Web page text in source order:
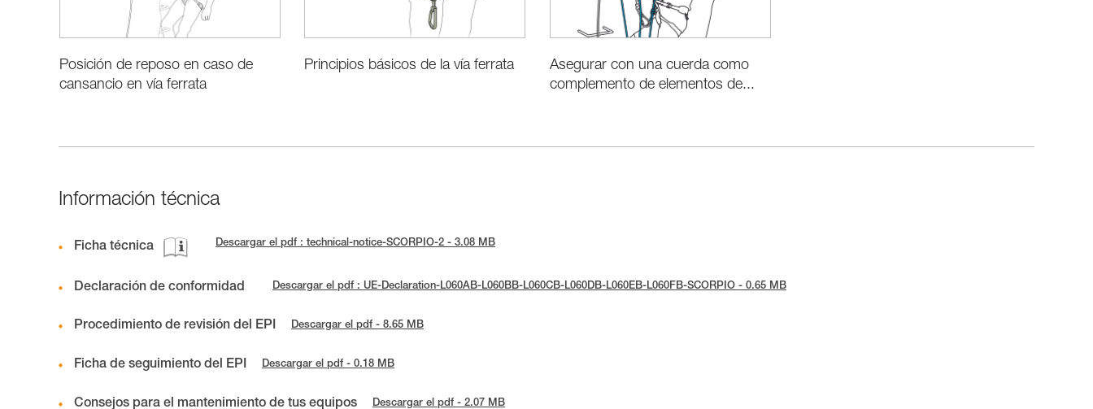
Posición de reposo en caso de
cansancio en vía ferrata
Principios básicos de la vía ferrata
Asegurar con una cuerda como
complemento de elementos de...
Información técnica
Ficha técnica Descargar el pdf : technical-notice-SCORPIO-2 - 3.08 MB
Declaración de conformidad Descargar el pdf : UE-Declaration-L060AB-L060BB-L060CB-L060DB-L060EB-L060FB-SCORPIO - 0.65 MB
Procedimiento de revisión del EPI Descargar el pdf - 8.65 MB
Ficha de seguimiento del EPI Descargar el pdf - 0.18 MB
Consejos para el mantenimiento de tus equipos Descargar el pdf - 2.07 MB